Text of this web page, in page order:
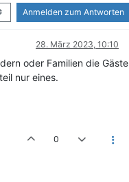
Anmelden zum Antworten
28. März 2023, 10:10
oder Familien die Gäste
nur eines.
0